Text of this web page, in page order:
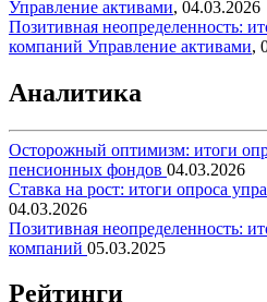
Управление активами, 04.03.2026
Позитивная неопределенность:
компаний Управление активами,
Аналитика
Осторожный оптимизм: итоги
пенсионных фондов 04.03.2026
Ставка на рост: итоги опроса
04.03.2026
Позитивная неопределенность:
компаний 05.03.2025
Рейтинги